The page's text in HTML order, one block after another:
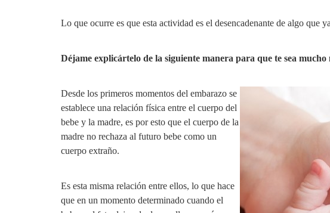
Lo que ocurre es que esta actividad es el desencadenante de algo que
Déjame explicártelo de la siguiente manera para que te sea mucho
Desde los primeros momentos del embarazo se
establece una relación física entre el cuerpo del
bebe y la madre, es por esto que el cuerpo de la
madre no rechaza al futuro bebe como un
cuerpo extraño.
Es esta misma relación entre ellos, lo que hace
que en un momento determinado cuando el